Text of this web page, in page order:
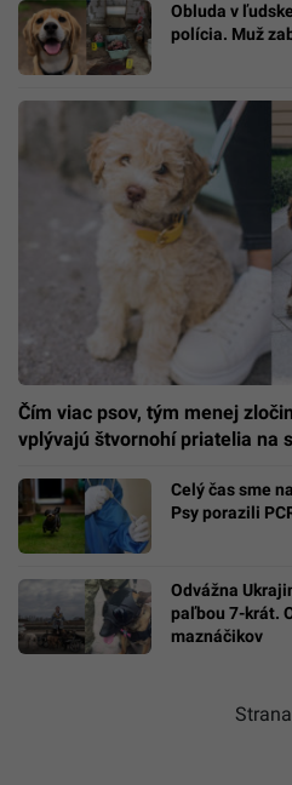
Obluda v
polícia. Muž
Čím viac psov, tým menej
vplývajú štvornohí priatelia na
Celý čas sme
Psy porazili
Odvážna
paľbou 7-krát.
maznáčikov
Strana